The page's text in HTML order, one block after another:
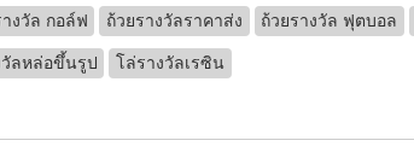
งวัล กอล์ฟ ถ้วยรางวัลราคาส่ง ถ้วยรางวัล ฟุตบอล
วัลหล่อขึ้นรูป โล่รางวัลเรซิน